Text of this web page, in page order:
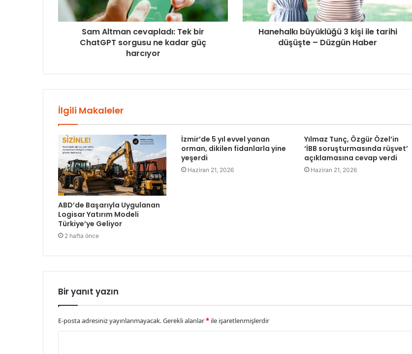
Sam Altman cevapladı: Tek bir
ChatGPT sorgusu ne kadar güç
harcıyor
Hanehalkı büyüklüğü 3 kişi ile tarihi
düşüşte – Düzgün Haber
İlgili Makaleler
ABD’de Başarıyla Uygulanan
Logisar Yatırım Modeli
Türkiye’ye Geliyor
2 hafta önce
İzmir’de 5 yıl evvel yanan
orman, dikilen fidanlarla yine
yeşerdi
Haziran 21, 2026
Yılmaz Tunç, Özgür Özel’in
‘İBB soruşturmasında rüşvet’
açıklamasına cevap verdi
Haziran 21, 2026
Bir yanıt yazın
E-posta adresiniz yayınlanmayacak.Gerekli alanlar* ile işaretlenmişlerdir